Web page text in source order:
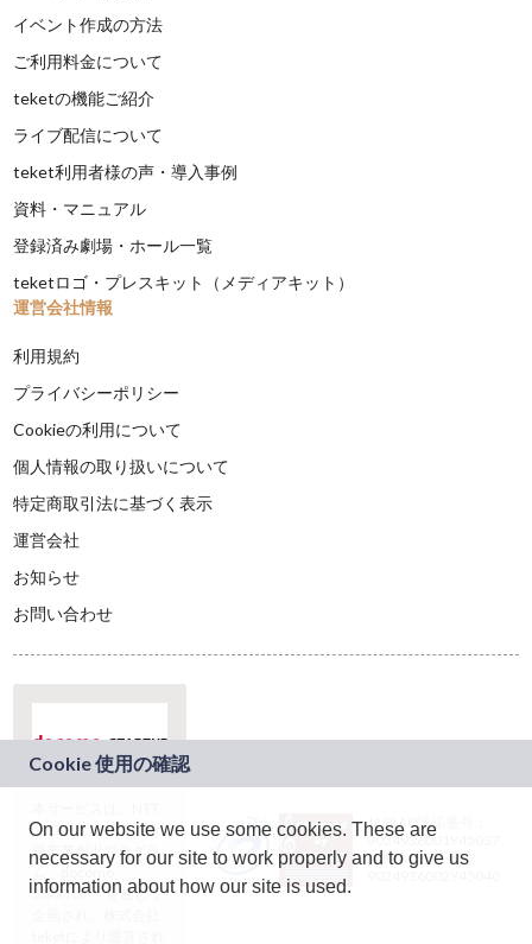
イベント作成の方法
ご利用料金について
teketの機能ご紹介
ライブ配信について
teket利用者様の声・導入事例
資料・マニュアル
登録済み劇場・ホール一覧
teketロゴ・プレスキット（メディアキット）
運営会社情報
利用規約
プライバシーポリシー
Cookieの利用について
個人情報の取り扱いについて
特定商取引法に基づく表示
運営会社
お知らせ
お問い合わせ
ドコモグループの新
規事業創出プログラ
ム「docomo
STARTUP」を通じて
JASRAC許諾番号：
9024936001Y45037
JASRAC許諾番号：
On our website we use some cookies. These are
necessary for our site to work properly and to give us
information about how our site is used.